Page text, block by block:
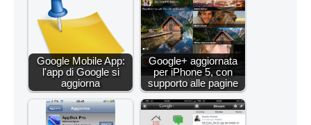
Google Mobile App:
l'app di Google si
aggiorna
Google+ aggiornata
per iPhone 5, con
supporto alle pagine